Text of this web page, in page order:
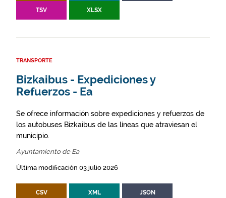
TSV XLSX
TRANSPORTE
Bizkaibus - Expediciones y
Refuerzos - Ea
Se ofrece información sobre expediciones y refuerzos de
los autobuses Bizkaibus de las líneas que atraviesan el
municipio.
Ayuntamiento de Ea
Última modificación 03 julio 2026
CSV XML JSON